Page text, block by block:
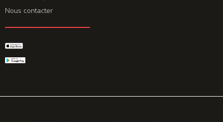
Nous contacter